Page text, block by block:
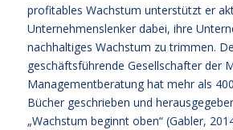
profitables Wachstum unterstützt er
Unternehmenslenker dabei, ihre
nachhaltiges Wachstum zu trimmen.
geschäftsführende Gesellschafter der
Managementberatung hat mehr als
Bücher geschrieben und
„Wachstum beginnt oben“ (Gabler,